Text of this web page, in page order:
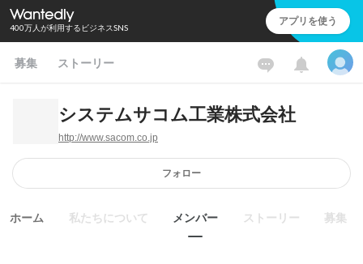
400万人が利用するビジネスSNS アプリを使う
募集 ストーリー
システムサコム工業株式会社
http://www.sacom.co.jp
フォロー
ホーム 私たちについて メンバー ストーリー 募集